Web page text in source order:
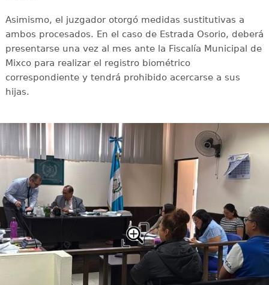
Asimismo, el juzgador otorgó medidas sustitutivas a
ambos procesados. En el caso de Estrada Osorio, deberá
presentarse una vez al mes ante la Fiscalía Municipal de
Mixco para realizar el registro biométrico
correspondiente y tendrá prohibido acercarse a sus
hijas.